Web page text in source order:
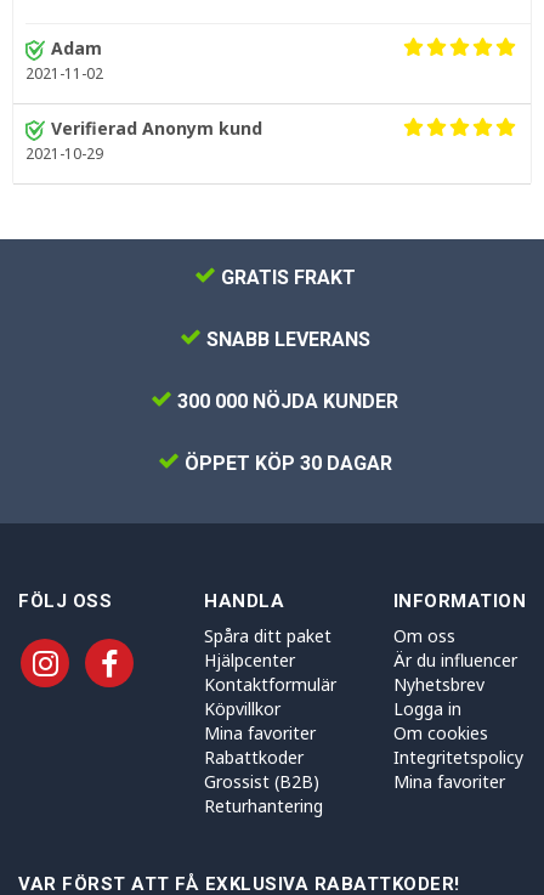
Adam
2021-11-02
Verifierad Anonym kund
2021-10-29
GRATIS FRAKT
SNABB LEVERANS
300 000 NÖJDA KUNDER
ÖPPET KÖP 30 DAGAR
FÖLJ OSS HANDLA
Spåra ditt paket
Hjälpcenter
Kontaktformulär
Köpvillkor
Mina favoriter
Rabattkoder
Grossist (B2B)
Returhantering
INFORMATION
Om oss
Är du influencer
Nyhetsbrev
Logga in
Om cookies
Integritetspolicy
Mina favoriter
VAR FÖRST ATT FÅ EXKLUSIVA RABATTKODER!